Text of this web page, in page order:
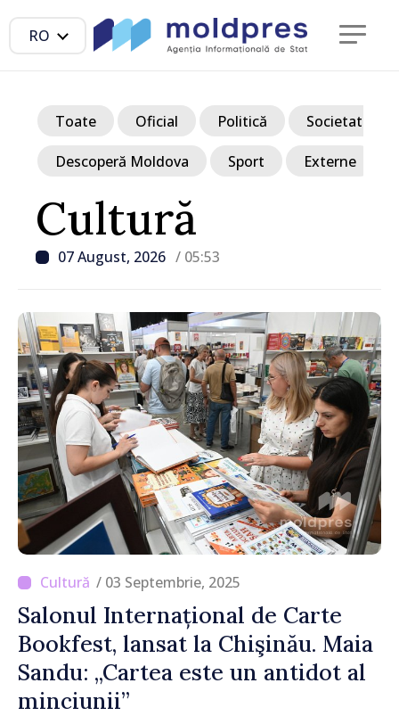
RO
Cultură
07 August, 2026 / 05:53
Toate Oficial Politică Societate
Descoperă Moldova Sport Externe
/ 03 Septembrie, 2025
Salonul Internațional de Carte
Bookfest, lansat la Chişinău. Maia
Sandu: „Cartea este un antidot al
minciunii”